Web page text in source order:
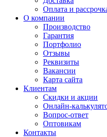
Оплата и
О компании
Производство
Гарантия
Портфолио
Отзывы
Реквизиты
Вакансии
Карта сайта
Клиентам
Скидки и акции
Онлайн-
Вопрос-ответ
Оптовикам
Контакты